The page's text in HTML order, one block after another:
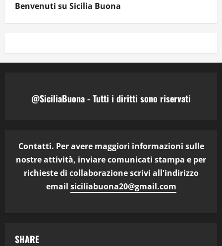
Benvenuti su Sicilia Buona
@SiciliaBuona - Tutti i diritti sono riservati
Contatti. Per avere maggiori informazioni sulle
nostre attività, inviare comunicati stampa e per
richieste di collaborazione scrivi all'indirizzo
email siciliabuona20@gmail.com
SHARE